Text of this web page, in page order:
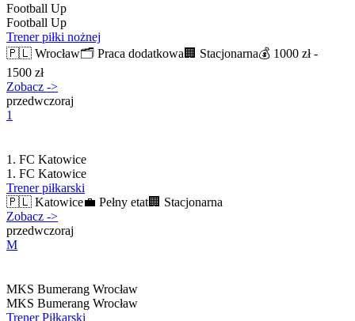
Football Up
Football Up
Trener piłki nożnej
🇵🇱 Wrocław🗂️ Praca dodatkowa 🏢 Stacjonarna💰 1000 zł -
1500 zł
Zobacz ->
przedwczoraj
1
1. FC Katowice
1. FC Katowice
Trener piłkarski
🇵🇱 Katowice💼 Pełny etat🏢 Stacjonarna
Zobacz ->
przedwczoraj
M
MKS Bumerang Wrocław
MKS Bumerang Wrocław
Trener Piłkarski